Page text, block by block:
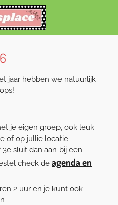
jaar hebben we natuurlijk
je eigen groep, ook leuk
of op jullie locatie
sluit dan aan bij een
check de agenda en
2 uur en je kunt ook